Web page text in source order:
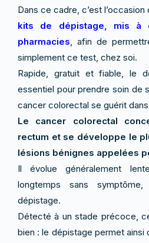
Dans ce cadre, c’est
kits de dépistage, mis à
pharmacies, afin de
simplement ce test, chez soi.
Rapide, gratuit et fiable, le
essentiel pour prendre soin de
cancer colorectal se guérit dans
Le cancer colorectal
rectum et se développe le
lésions bénignes appelées
Il évolue généralement
longtemps sans symptôme,
dépistage.
Détecté à un stade précoce,
bien : le dépistage permet ainsi